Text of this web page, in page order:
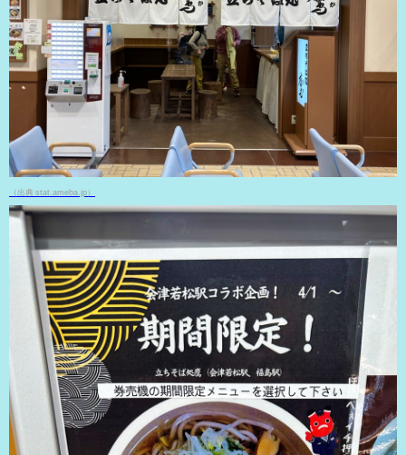
（出典 stat.ameba.jp）